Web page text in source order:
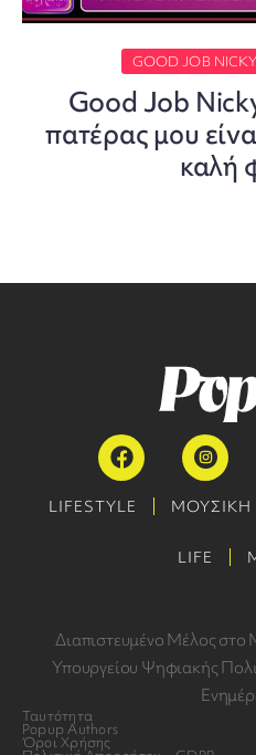
GOOD JOB NICKY
Good Job
πατέρας μου
καλή
LIFESTYLE ΜΟΥΣΙΚΗ
LIFE
Διαπιστευμένο Μέλος
Υπουργείου Ψηφιακής
Ταυτότητα
Popup Authors
Όροι Χρήσης